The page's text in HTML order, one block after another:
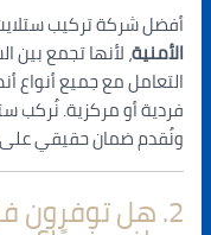
أفضل شركة تركيب
الأمنية، لأنها تجمع بين
التعامل مع جميع أنواع
فردية أو مركزية. نُركب
ونُقدم ضمان حقيقي
2. هل